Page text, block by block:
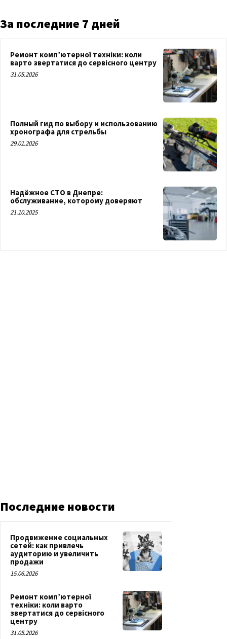
За последние 7 дней
Ремонт комп’ютерної техніки: коли
варто звертатися до сервісного центру
31.05.2026
Полный гид по выбору и использованию
хронографа для стрельбы
29.01.2026
Надёжное СТО в Днепре:
обслуживание, которому доверяют
21.10.2025
Последние новости
Продвижение социальных
сетей: как привлечь
аудиторию и увеличить
продажи
15.06.2026
Ремонт комп’ютерної
техніки: коли варто
звертатися до сервісного
центру
31.05.2026